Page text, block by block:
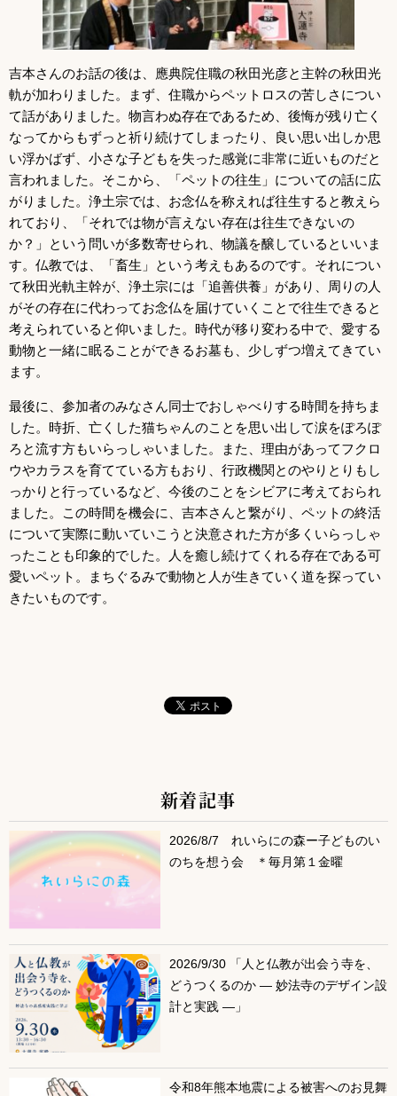
吉本さんのお話の後は、應典院住職の秋田光彦と主幹の秋田光
軌が加わりました。まず、住職からペットロスの苦しさについ
て話がありました。物言わぬ存在であるため、後悔が残り亡く
なってからもずっと祈り続けてしまったり、良い思い出しか思
い浮かばず、小さな子どもを失った感覚に非常に近いものだと
言われました。そこから、「ペットの往生」についての話に広
がりました。浄土宗では、お念仏を称えれば往生すると教えら
れており、「それでは物が言えない存在は往生できないの
か？」という問いが多数寄せられ、物議を醸しているといいま
す。仏教では、「畜生」という考えもあるのです。それについ
て秋田光軌主幹が、浄土宗には「追善供養」があり、周りの人
がその存在に代わってお念仏を届けていくことで往生できると
考えられていると仰いました。時代が移り変わる中で、愛する
動物と一緒に眠ることができるお墓も、少しずつ増えてきてい
ます。
最後に、参加者のみなさん同士でおしゃべりする時間を持ちま
した。時折、亡くした猫ちゃんのことを思い出して涙をぽろぽ
ろと流す方もいらっしゃいました。また、理由があってフクロ
ウやカラスを育てている方もおり、行政機関とのやりとりもし
っかりと行っているなど、今後のことをシビアに考えておられ
ました。この時間を機会に、吉本さんと繋がり、ペットの終活
について実際に動いていこうと決意された方が多くいらっしゃ
ったことも印象的でした。人を癒し続けてくれる存在である可
愛いペット。まちぐるみで動物と人が生きていく道を探ってい
きたいものです。
サブコンテンツ
新着記事
2026/8/7 れいらにの森ー子どものい
のちを想う会 ＊毎月第１金曜
2026/9/30 「人と仏教が出会う寺を、
どうつくるのか ― 妙法寺のデザイン設
計と実践 ―」
令和8年熊本地震による被害へのお見舞